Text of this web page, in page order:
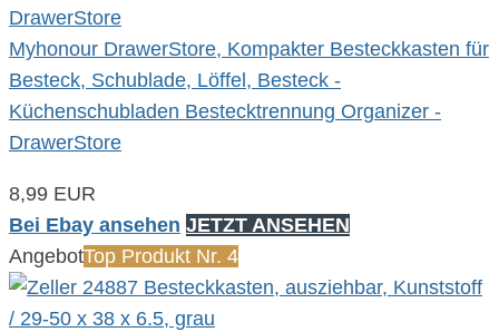
Myhonour DrawerStore, Kompakter Besteckkasten für
Besteck, Schublade, Löffel, Besteck -
Küchenschubladen Bestecktrennung Organizer -
DrawerStore
8,99 EUR
Bei Ebay ansehen JETZT ANSEHEN
AngebotTop Produkt Nr. 4